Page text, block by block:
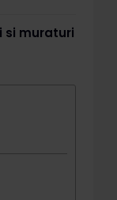
si muraturi